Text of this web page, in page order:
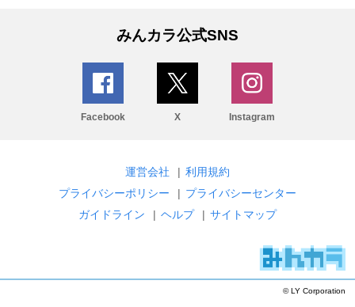
みんカラ公式SNS
Facebook X Instagram
運営会社 | 利用規約
プライバシーポリシー
| プライバシーセンター
ガイドライン
| ヘルプ | サイトマップ
© LY Corporation